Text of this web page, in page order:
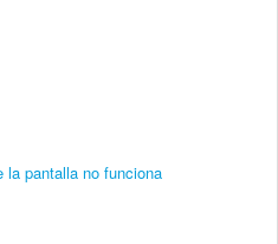
la pantalla no funciona